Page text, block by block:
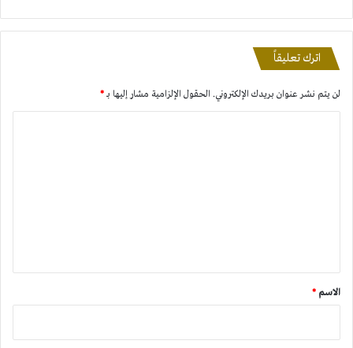
اترك تعليقاً
لن يتم نشر عنوان بريدك الإلكتروني. الحقول الإلزامية مشار إليها بـ*
*
الاسم *